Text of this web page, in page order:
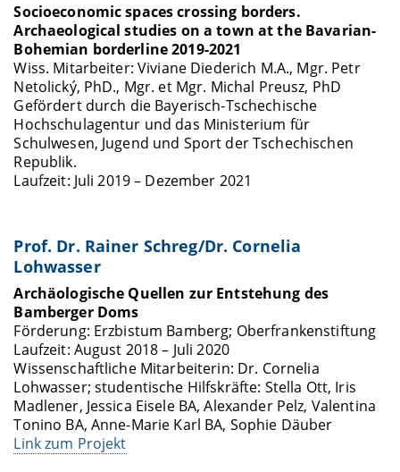
Socioeconomic spaces crossing borders.
Archaeological studies on a town at the Bavarian-
Bohemian borderline 2019-2021
Wiss. Mitarbeiter: Viviane Diederich M.A., Mgr. Petr
Netolický, PhD., Mgr. et Mgr. Michal Preusz, PhD
Gefördert durch die Bayerisch-Tschechische
Hochschulagentur und das Ministerium für
Schulwesen, Jugend und Sport der Tschechischen
Republik.
Laufzeit: Juli 2019 – Dezember 2021
Prof. Dr. Rainer Schreg/Dr. Cornelia
Lohwasser
Archäologische Quellen zur Entstehung des
Bamberger Doms
Förderung: Erzbistum Bamberg; Oberfrankenstiftung
Laufzeit: August 2018 – Juli 2020
Wissenschaftliche Mitarbeiterin: Dr. Cornelia
Lohwasser; studentische Hilfskräfte: Stella Ott, Iris
Madlener, Jessica Eisele BA, Alexander Pelz, Valentina
Tonino BA, Anne-Marie Karl BA, Sophie Däuber
Link zum Projekt